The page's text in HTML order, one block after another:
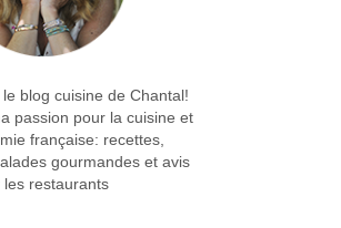
blog cuisine de Chantal!
passion pour la cuisine et
française: recettes,
gourmandes et avis
les restaurants